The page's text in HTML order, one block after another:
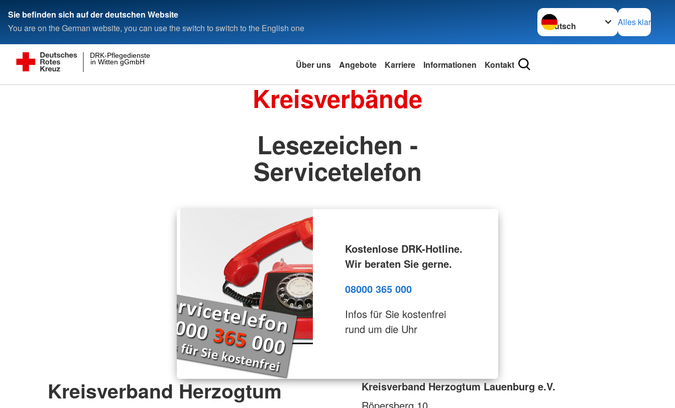
Sie befinden sich auf der deutschen Website
You are on the German website, you can use the switch to switch to the English one
Sprache wechseln zu
Alles klar
in Witten gGmbH
DRK-Pflegedienste
Über uns Angebote Karriere Informationen Kontakt
Kreisverbände
Lesezeichen -
Servicetelefon
Kostenlose DRK-Hotline.
Wir beraten Sie gerne.
08000 365 000
Infos für Sie kostenfrei
rund um die Uhr
Kreisverband Herzogtum
Kreisverband Herzogtum Lauenburg e.V.